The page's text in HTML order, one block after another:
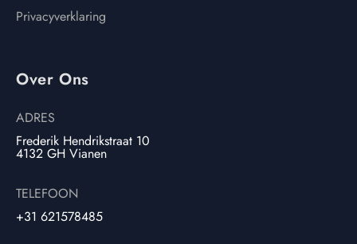
Privacyverklaring
Over Ons
ADRES
Frederik Hendrikstraat 10
4132 GH Vianen
TELEFOON
+31 621578485